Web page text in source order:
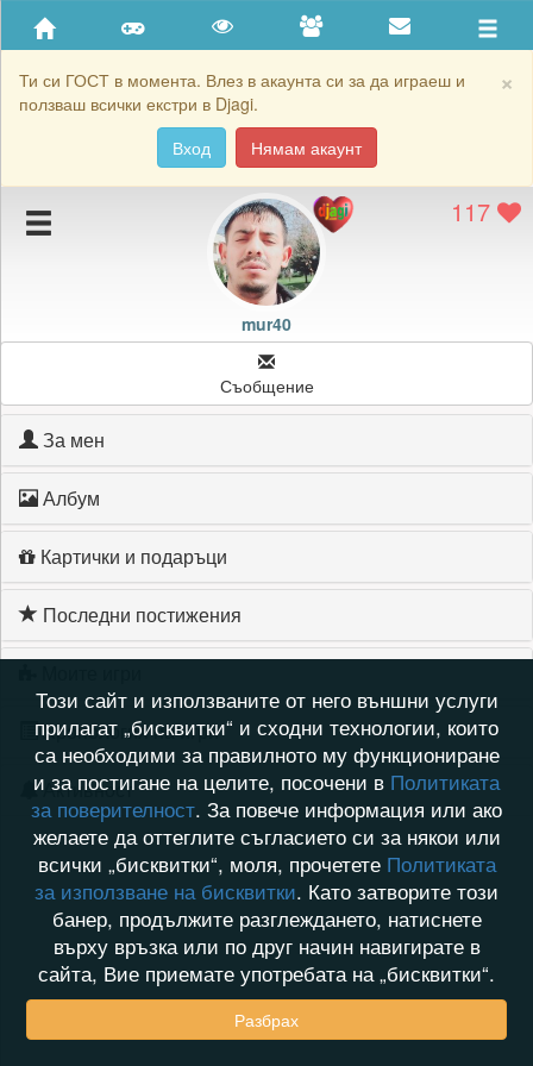
×
Ти си ГОСТ в момента. Влез в акаунта си за да играеш и
ползваш всички екстри в Djagi.
Вход
Нямам акаунт
Приятели
Хронология на игри
Подаръците на mur40 117
mur40
Съобщение
За мен
Албум
Картички и подаръци
Последни постижения
Хронология на игри
Активност
Този сайт и използваните от него външни услуги
прилагат „бисквитки“ и сходни технологии, които
са необходими за правилното му функциониране
и за постигане на целите, посочени в Политиката
за поверителност. За повече информация или ако
желаете да оттеглите съгласието си за някои или
всички „бисквитки“, моля, прочетете Политиката
за използване на бисквитки. Като затворите този
банер, продължите разглеждането, натиснете
върху връзка или по друг начин навигирате в
сайта, Вие приемате употребата на „бисквитки“.
Разбрах